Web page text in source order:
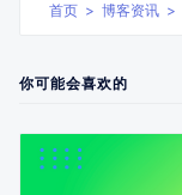
首页 > 博客资讯 >
你可能会喜欢的